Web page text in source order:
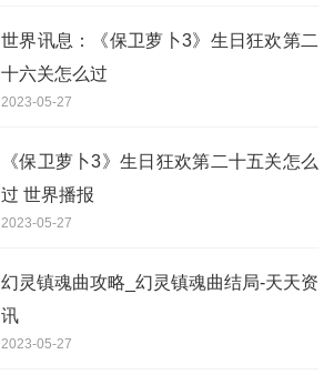
世界讯息：《保卫萝卜3》生日狂欢第二
十六关怎么过
2023-05-27
《保卫萝卜3》生日狂欢第二十五关怎么
过 世界播报
2023-05-27
幻灵镇魂曲攻略_幻灵镇魂曲结局-天天资
讯
2023-05-27